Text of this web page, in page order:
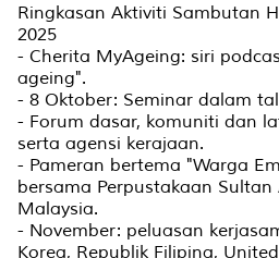
Ringkasan Aktiviti Sambutan
2025
- Cherita MyAgeing: siri
ageing".
- 8 Oktober: Seminar dalam
- Forum dasar, komuniti dan
serta agensi kerajaan.
- Pameran bertema "Warga
bersama Perpustakaan
Malaysia.
- November: peluasan
Korea, Republik Filipina,